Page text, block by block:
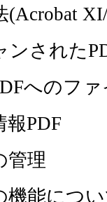
(Acrobat
ンされた
へのフ
報PDF
管理
機能につ